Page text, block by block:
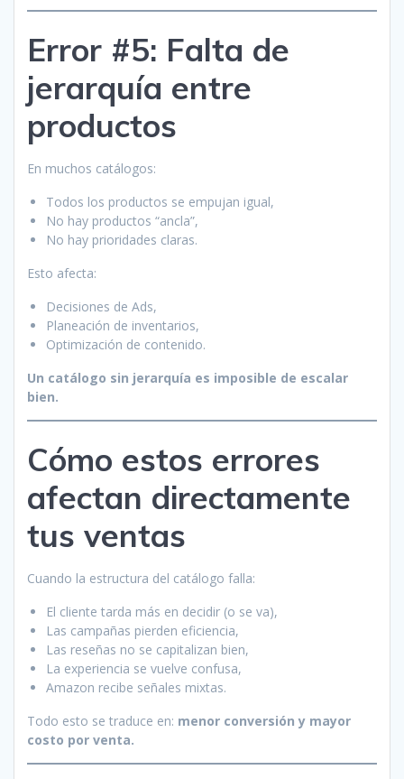
Error #5: Falta de
jerarquía entre
productos
En muchos catálogos:
Todos los productos se empujan igual,
No hay productos “ancla”,
No hay prioridades claras.
Esto afecta:
Decisiones de Ads,
Planeación de inventarios,
Optimización de contenido.
Un catálogo sin jerarquía es imposible de escalar
bien.
Cómo estos errores
afectan directamente
tus ventas
Cuando la estructura del catálogo falla:
El cliente tarda más en decidir (o se va),
Las campañas pierden eficiencia,
Las reseñas no se capitalizan bien,
La experiencia se vuelve confusa,
Amazon recibe señales mixtas.
Todo esto se traduce en: menor conversión y mayor
costo por venta.